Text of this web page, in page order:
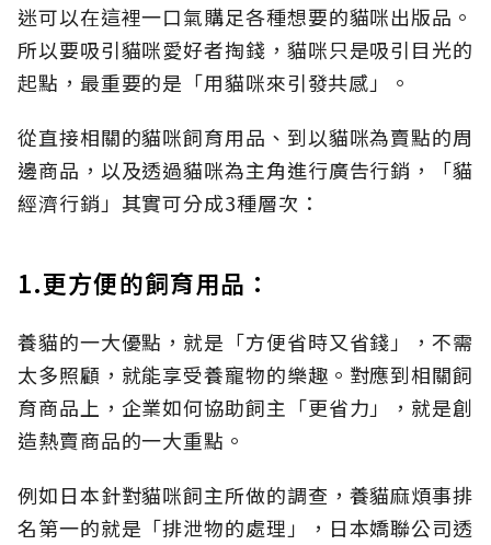
迷可以在這裡一口氣購足各種想要的貓咪出版品。
所以要吸引貓咪愛好者掏錢，貓咪只是吸引目光的
起點，最重要的是「用貓咪來引發共感」。
從直接相關的貓咪飼育用品、到以貓咪為賣點的周
邊商品，以及透過貓咪為主角進行廣告行銷，「貓
經濟行銷」其實可分成3種層次：
1.更方便的飼育用品：
養貓的一大優點，就是「方便省時又省錢」，不需
太多照顧，就能享受養寵物的樂趣。對應到相關飼
育商品上，企業如何協助飼主「更省力」，就是創
造熱賣商品的一大重點。
例如日本針對貓咪飼主所做的調查，養貓麻煩事排
名第一的就是「排泄物的處理」，日本嬌聯公司透